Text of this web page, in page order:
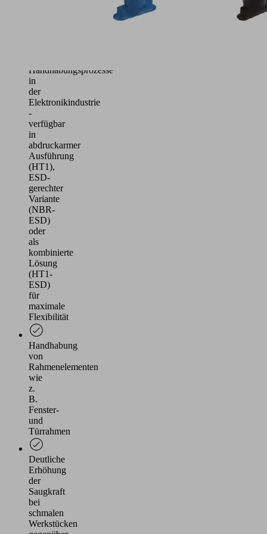
Handhabungsprozesse
in
der
Elektronikindustrie
-
verfügbar
in
abdruckarmer
Ausführung
(HT1),
ESD-
gerechter
Variante
(NBR-
ESD)
oder
als
kombinierte
Lösung
(HT1-
ESD)
für
maximale
Flexibilität
Handhabung
von
Rahmenelementen
wie
z.
B.
Fenster-
und
Türrahmen
Deutliche
Erhöhung
der
Saugkraft
bei
schmalen
Werkstücken